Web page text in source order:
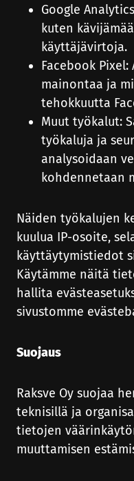
Google
kuten
käyttäjävirtoja.
Facebook
mainontaa ja
tehokkuutta
Muut työkalut:
työkaluja ja
analysoidaan
kohdennetaan
Näiden työkalujen
kuulua IP-osoite,
käyttäytymistiedot
Käytämme näitä
hallita
sivustomme
Suojaus
Raksve Oy suojaa
teknisillä ja
tietojen
muuttamisen